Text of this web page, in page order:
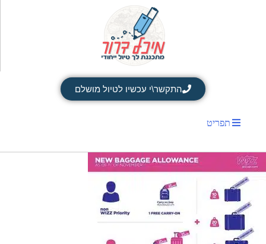
התקשר\י עכשיו לטיול מושלם
תפריט